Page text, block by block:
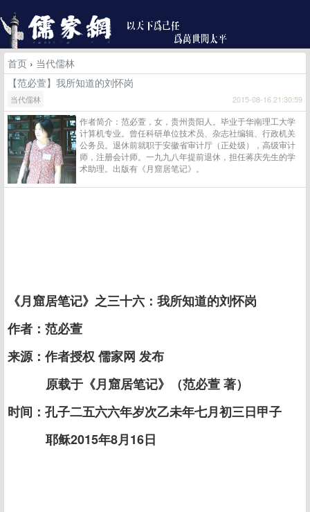
首页 › 当代儒林
【范必萱】我所知道的刘怀岗
当代儒林 2015-08-16 21:30:59
作者简介：范必萱，女，贵州贵阳人。毕业于华南理工大学
计算机专业。曾任科研单位技术员、杂志社编辑、行政机关
公务员。退休前就职于安徽省审计厅（正处级），高级审计
师，注册会计师。一九九八年提前退休，担任蒋庆先生的学
术助理。出版有《月窟居笔记》。
《月窟居笔记》之三十六：我所知道的刘怀岗
作者：范必萱
来源：作者授权 儒家网 发布
原载于《月窟居笔记》（范必萱 著）
时间：孔子二五六六年岁次乙未年七月初三日甲子
耶稣2015年8月16日